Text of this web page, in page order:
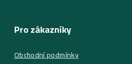
Pro zákazníky
Obchodní podmínky